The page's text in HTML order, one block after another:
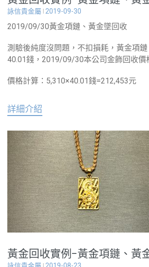
詠信貴金屬 2019-09-30
2019/09/30黃金項鏈、黃金墜回收
測驗後純度沒問題，不扣損耗，黃金項
40.01錢，2019/09/30本公司金飾回收價
價格計算：5,310×40.01錢=212,453元
詳細介紹
黃金回收實例-黃金項鏈、黃